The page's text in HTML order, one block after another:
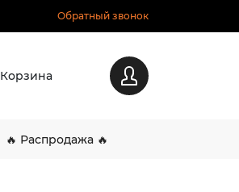
Обратный звонок
Корзина Вход
🔥 Распродажа 🔥